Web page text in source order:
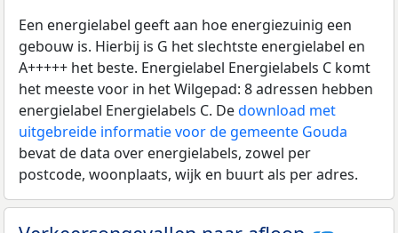
Een energielabel geeft aan hoe energiezuinig een
gebouw is. Hierbij is G het slechtste energielabel en
A+++++ het beste. Energielabel Energielabels C komt
het meeste voor in het Wilgepad: 8 adressen hebben
energielabel Energielabels C. Dedownload met
uitgebreide informatie voor de gemeente Gouda
bevat de data over energielabels, zowel per
postcode, woonplaats, wijk en buurt als per adres.